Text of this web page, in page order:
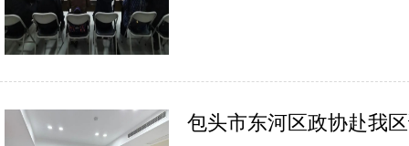
包头市东河区政协赴我